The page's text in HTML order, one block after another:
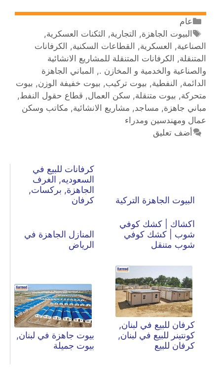
عام
البيوت الجاهزة, التجارية, الثكنات العسكرية,
الصناعية, العسكرية, القطاعات السكنية, الكرفانات
المتنقلة, الكرفانات المتنقلة للمشاريع الانشائية
والصناعية والخدمية و المخازن ., المباني الجاهزة
الدائمة, النفطية, بيوت تركيب, بيوت خفيفة الوزن, بيوت
متحركة, بيوت متنقلة, سكن العمال, قطاع حقول النفط,
مباني جاهزة, مساجد, مشاريع الانشائية, مكاتب وسكن
عمال ومهندسين ومدراء
أضف تعليق
البيوت الجاهزة التركية
كرفانات للبيع في
السعوديه, الغرف
الجاهزة, بركسات,
كرفان
اكشاك | كشك كوفي
شوب | كشك كوفي
شوب متنقل
المنازل الجاهزة في
الرياض
كرفان للبيع في لبنان,
كونتينر للبيع في لبنان,
كرفان للبيع
بيوت جاهزة في لبنان,
بيوت جميلة